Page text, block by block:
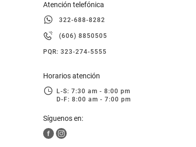
Atención telefónica
322-688-8282
(606) 8850505
PQR: 323-274-5555
Horarios atención
L-S: 7:30 am - 8:00 pm
D-F: 8:00 am - 7:00 pm
Síguenos en: